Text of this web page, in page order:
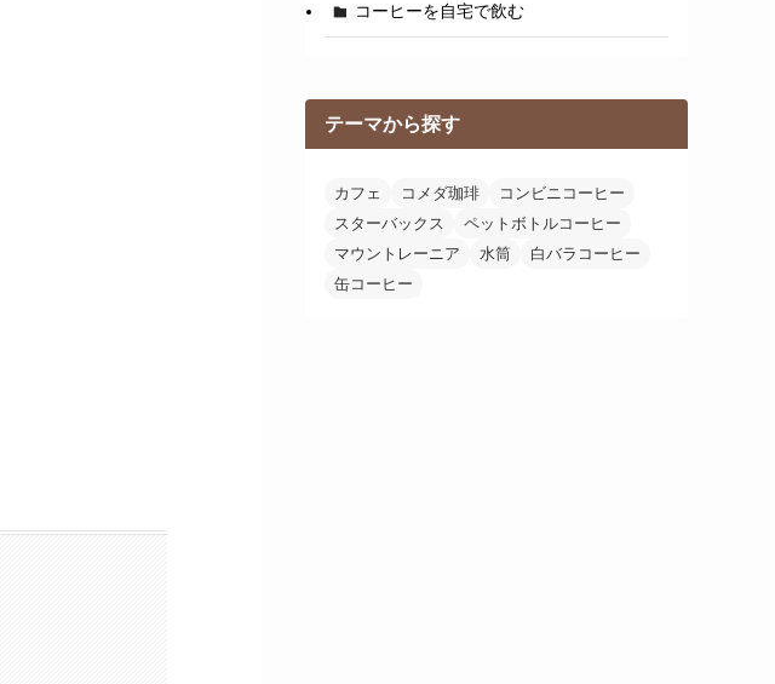
コーヒーを自宅で飲む
テーマから探す
カフェ コメダ珈琲
コンビニコーヒー
スターバックス
ペットボトルコーヒー
マウントレーニア
水筒
白バラコーヒー
缶コーヒー